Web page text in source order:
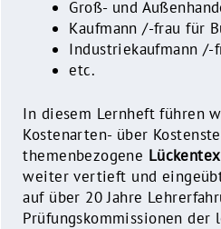
Groß- und
Kaufmann /-frau für
Industriekaufmann /-
etc.
In diesem Lernheft führen
Kostenarten- über
themenbezogene
weiter vertieft und
auf über 20 Jahre
Prüfungskommissionen der